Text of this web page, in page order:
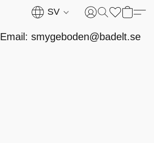
SV
Email: smygeboden@badelt.se